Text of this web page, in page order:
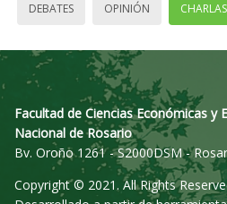
DEBATES OPINIÓN CHARLAS
Facultad de Ciencias Económicas y
Nacional de Rosario
Bv. Oroño 1261 - S2000DSM -
Copyright © 2021. All Rights